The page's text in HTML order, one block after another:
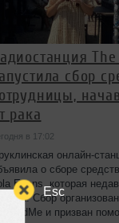
Esc
сбор
рака
в 17:02
онлайн-
о сборе
Evans, которая
рака. Сбор
и призван